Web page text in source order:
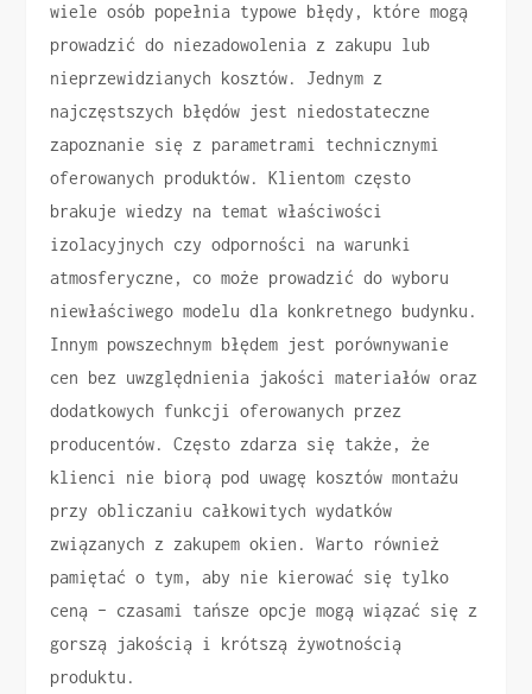
wiele osób popełnia typowe błędy, które mogą
prowadzić do niezadowolenia z zakupu lub
nieprzewidzianych kosztów. Jednym z
najczęstszych błędów jest niedostateczne
zapoznanie się z parametrami technicznymi
oferowanych produktów. Klientom często
brakuje wiedzy na temat właściwości
izolacyjnych czy odporności na warunki
atmosferyczne, co może prowadzić do wyboru
niewłaściwego modelu dla konkretnego budynku.
Innym powszechnym błędem jest porównywanie
cen bez uwzględnienia jakości materiałów oraz
dodatkowych funkcji oferowanych przez
producentów. Często zdarza się także, że
klienci nie biorą pod uwagę kosztów montażu
przy obliczaniu całkowitych wydatków
związanych z zakupem okien. Warto również
pamiętać o tym, aby nie kierować się tylko
ceną – czasami tańsze opcje mogą wiązać się z
gorszą jakością i krótszą żywotnością
produktu.